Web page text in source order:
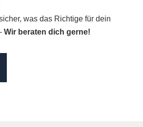
was das Richtige für dein
Wir beraten dich gerne!